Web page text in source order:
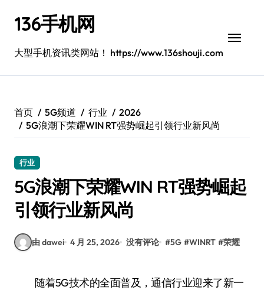
136手机网
大型手机资讯类网站！ https://www.136shouji.com
首页 5G频道 行业
2026
5G浪潮下荣耀WIN RT强势崛起引领行业新风尚
行业
5G浪潮下荣耀WIN RT强势崛起
引领行业新风尚
由 dawei 4 月 25, 2026 没有评论 #5G #WINRT #荣耀
随着5G技术的全面普及，通信行业迎来了新一